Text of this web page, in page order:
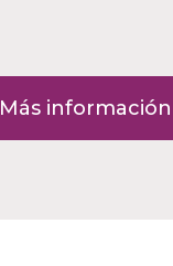
Más información